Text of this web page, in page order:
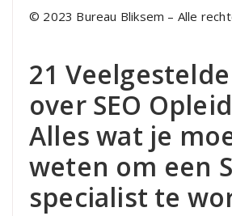
© 2023 Bureau Bliksem – Alle
21
over SEO
Alles wat je
weten om een
specialist te